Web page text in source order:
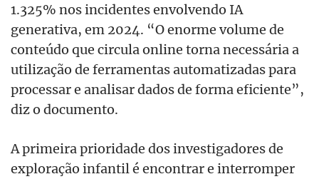
1.325% nos incidentes envolvendo IA
generativa, em 2024. “O enorme volume de
conteúdo que circula online torna necessária a
utilização de ferramentas automatizadas para
processar e analisar dados de forma eficiente”,
diz o documento.
A primeira prioridade dos investigadores de
exploração infantil é encontrar e interromper